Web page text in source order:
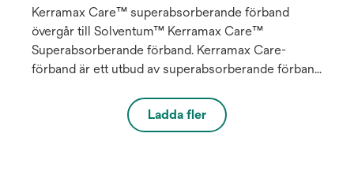
Kerramax Care™ superabsorberande förband
övergår till Solventum™ Kerramax Care™
Superabsorberande förband. Kerramax Care-
förband är ett utbud av superabsorberande förband
sårexsudat¹ *. Det unika uppsugningsskiktet
fördelar vätskan jämnt horisontellt och vertikalt i
Ladda fler